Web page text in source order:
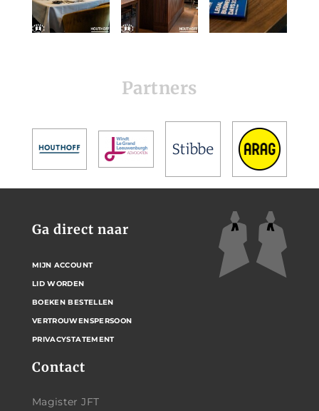
Partners
Contact
Magister JFT
Ga direct naar
MIJN ACCOUNT
LID WORDEN
BOEKEN BESTELLEN
VERTROUWENSPERSOON
PRIVACYSTATEMENT